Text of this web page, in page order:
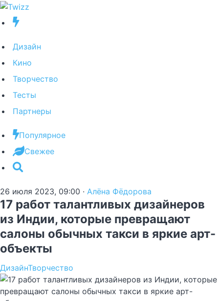
Дизайн
Кино
Творчество
Тесты
Партнеры
Популярное
Свежее
26 июля 2023, 09:00 · Алёна Фёдорова
17 работ талантливых дизайнеров
из Индии, которые превращают
салоны обычных такси в яркие арт-
объекты
ДизайнТворчество